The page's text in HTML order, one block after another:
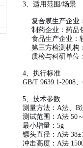
3、适用范围/场景
复合膜生产企业
制药企业：药品
食品生产企业：
第三方检测机构
质检与科研单位
4、执行标准
GB/T 9639.1-2008
5、技术参数
测量方法：A法、B
测试范围：A法 50
最小增量：5g
镖头直径：A法
冲击高度：A法